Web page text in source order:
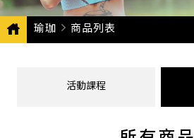
瑜珈 CURRENT:
商品列表
活動課程